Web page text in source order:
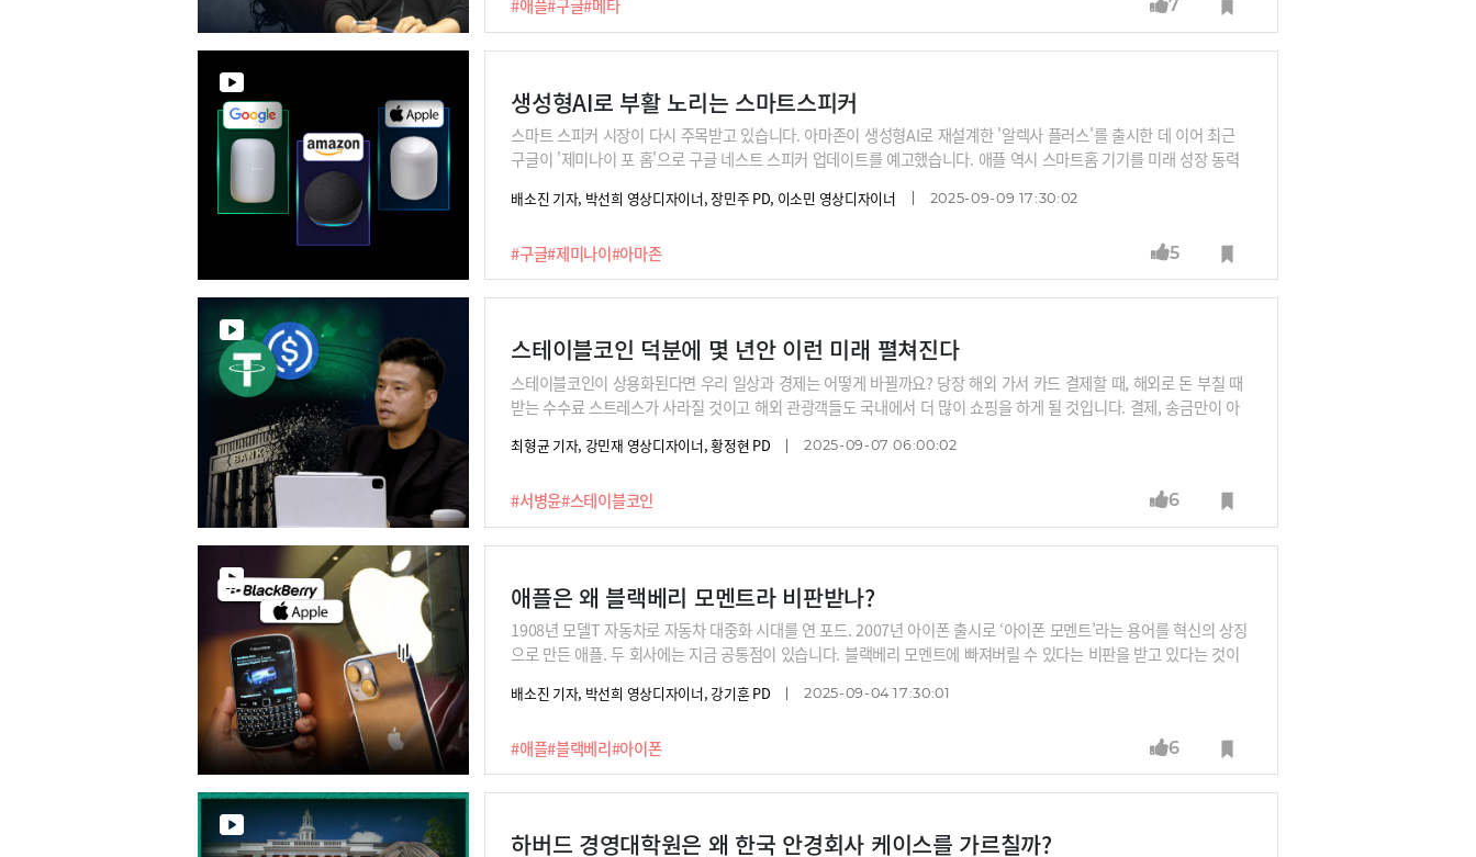
#애플#구글#메타 7
생성형AI로 부활 노리는 스마트스피커
#구글#제미나이#아마존
스마트 스피커 시장이 다시 주목받고 있습니다. 아마존이 생성형AI로 재설계한 '알렉사 플러스'를 출시한 데 이어 최근
구글이 '제미나이 포 홈'으로 구글 네스트 스피커 업데이트를 예고했습니다. 애플 역시 스마트홈 기기를 미래 성장 동력
우리 집 거실 한 켠을 차지하게 될 지 알아봅니다.
배소진 기자, 박선희 영상디자이너, 장민주 PD, 이소민 영상디자이너 2025-09-09 17:30:02
5
스테이블코인 덕분에 몇 년안 이런 미래 펼쳐진다
#서병윤#스테이블코인
스테이블코인이 상용화된다면 우리 일상과 경제는 어떻게 바뀔까요? 당장 해외 가서 카드 결제할 때, 해외로 돈 부칠 때
받는 수수료 스트레스가 사라질 것이고 해외 관광객들도 국내에서 더 많이 쇼핑을 하게 될 것입니다. 결제, 송금만이 아
융기관이 왜 필요한가, 의문이 들 수 있을 것”이라고 말합니다.
최형균 기자, 강민재 영상디자이너, 황정현 PD 2025-09-07 06:00:02
6
애플은 왜 블랙베리 모멘트라 비판받나?
#애플#블랙베리#아이폰
1908년 모델T 자동차로 자동차 대중화 시대를 연 포드. 2007년 아이폰 출시로 ‘아이폰 모멘트’라는 용어를 혁신의 상징
으로 만든 애플. 두 회사에는 지금 공통점이 있습니다. 블랙베리 모멘트에 빠져버릴 수 있다는 비판을 받고 있다는 것이
배소진 기자, 박선희 영상디자이너, 강기훈 PD 2025-09-04 17:30:01
6
하버드 경영대학원은 왜 한국 안경회사 케이스를 가르칠까?